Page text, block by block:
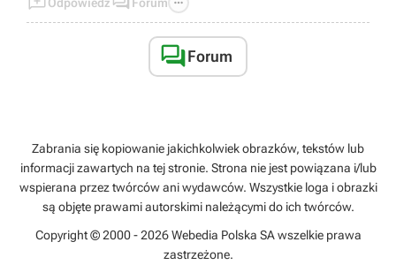
jako ratunku w kiepskich sytuacjach.
Samych DPS i sub-dps używa sięraczej na end
Forum
Zabrania się kopiowanie jakichkolwiek obrazków, tekstów lub
informacji zawartych na tej stronie. Strona nie jest powiązana i/lub
wspierana przez twórców ani wydawców. Wszystkie loga i obrazki
są objęte prawami autorskimi należącymi do ich twórców.
Copyright © 2000 - 2026 Webedia Polska SA wszelkie prawa
zastrzeżone.